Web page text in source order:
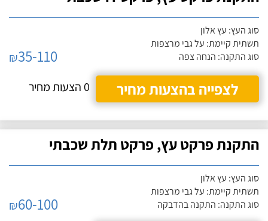
סוג העץ: עץ אלון
תשתית קיימת: על גבי מרצפות
סוג התקנה: הנחה צפה
₪35-110
לצפייה בהצעות מחיר
0 הצעות מחיר
התקנת פרקט עץ, פרקט תלת שכבתי
סוג העץ: עץ אלון
תשתית קיימת: על גבי מרצפות
סוג התקנה: התקנה בהדבקה
₪60-100